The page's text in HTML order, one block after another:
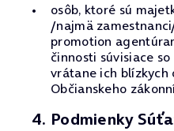
osôb, ktoré sú
/najmä
promotion
činnosti súvisiace
vrátane ich blízkych
Občianskeho
4. Podmienky